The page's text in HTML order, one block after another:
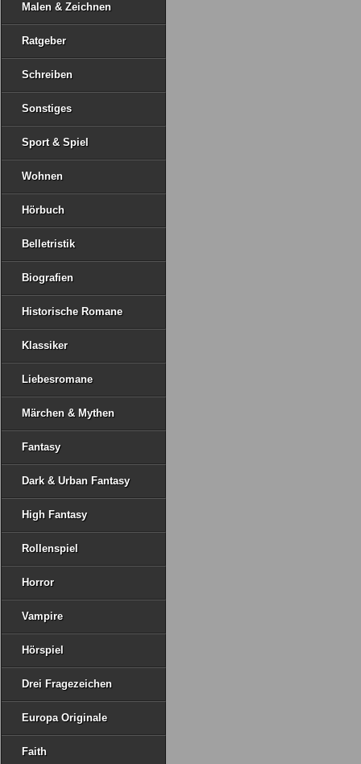
Malen & Zeichnen
Ratgeber
Schreiben
Sonstiges
Sport & Spiel
Wohnen
Hörbuch
Belletristik
Biografien
Historische Romane
Klassiker
Liebesromane
Märchen & Mythen
Fantasy
Dark & Urban Fantasy
High Fantasy
Rollenspiel
Horror
Vampire
Hörspiel
Drei Fragezeichen
Europa Originale
Faith